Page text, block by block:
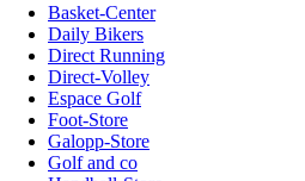
Basket-Center
Daily Bikers
Direct Running
Direct-Volley
Espace Golf
Foot-Store
Galopp-Store
Golf and co